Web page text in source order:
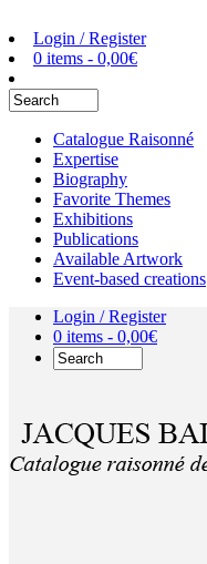
Login / Register
0 items - 0,00€
Catalogue Raisonné
Expertise
Biography
Favorite Themes
Exhibitions
Publications
Available Artwork
Event-based creations
Login / Register
0 items - 0,00€